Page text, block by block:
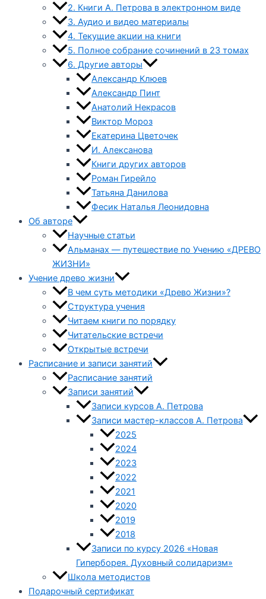
2. Книги А. Петрова в электронном виде
3. Аудио и видео материалы
4. Текущие акции на книги
5. Полное собрание сочинений в 23 томах
6. Другие авторы
Александр Клюев
Александр Пинт
Анатолий Некрасов
Виктор Мороз
Екатерина Цветочек
И. Алексанова
Книги других авторов
Роман Гирейло
Татьяна Данилова
Фесик Наталья Леонидовна
Об авторе
Научные статьи
Альманах — путешествие по Учению «ДРЕВО
ЖИЗНИ»
Учение древо жизни
В чем суть методики «Древо Жизни»?
Структура учения
Читаем книги по порядку
Читательские встречи
Открытые встречи
Расписание и записи занятий
Расписание занятий
Записи занятий
Записи курсов А. Петрова
Записи мастер-классов А. Петрова
2025
2024
2023
2022
2021
2020
2019
2018
Записи по курсу 2026 «Новая
Гиперборея. Духовный солидаризм»
Школа методистов
Подарочный сертификат